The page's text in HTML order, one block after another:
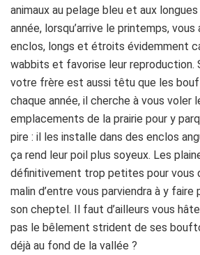
animaux au pelage bleu et aux
année, lorsqu’arrive le printemps,
enclos, longs et étroits évidemment
wabbits et favorise leur reproduction.
votre frère est aussi têtu que les
chaque année, il cherche à vous voler
emplacements de la prairie pour y
pire : il les installe dans des enclos
ça rend leur poil plus soyeux. Les
définitivement trop petites pour vous
malin d’entre vous parviendra à y
son cheptel. Il faut d’ailleurs vous
pas le bêlement strident de ses
déjà au fond de la vallée ?